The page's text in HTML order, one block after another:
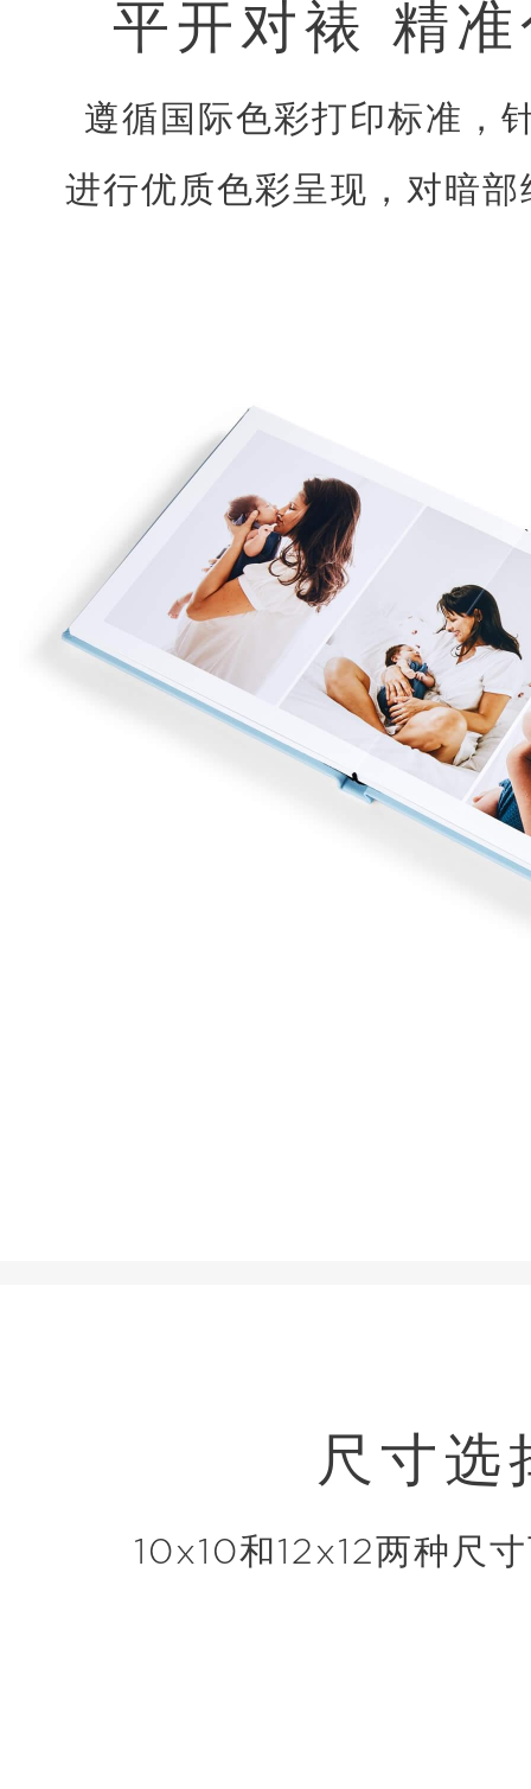
平开对裱 精
遵循国际色彩打印标准，
进行优质色彩呈现，对暗
尺寸选
10x10和12x12两种尺